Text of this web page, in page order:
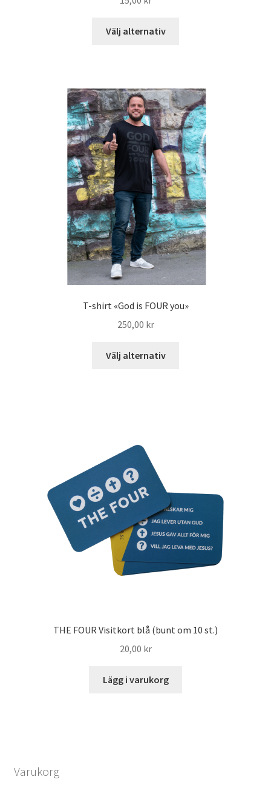
Välj alternativ
T-shirt «God is FOUR you»
250,00 kr
Välj alternativ
THE FOUR Visitkort blå (bunt om 10 st.)
20,00 kr
Lägg i varukorg
Varukorg